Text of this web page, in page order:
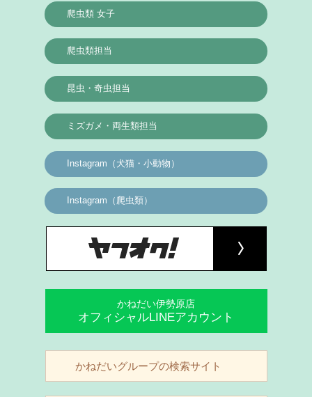
爬虫類 女子
爬虫類担当
昆虫・奇虫担当
ミズガメ・両生類担当
Instagram（犬猫・小動物）
Instagram（爬虫類）
かねだい伊勢原店
オフィシャルLINEアカウント
かねだいグループの検索サイト